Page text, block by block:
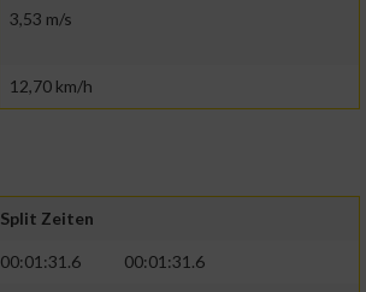
3,53 m/s
12,70 km/h
Split Zeiten
00:01:31.6 00:01:31.6